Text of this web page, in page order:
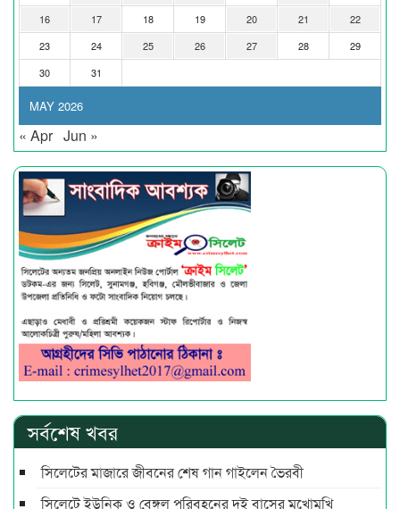
MAY 2026
16
17 18 19 20 21
22
23
24 25 26 27 28
29
30
31
« Apr Jun »
সর্বশেষ খবর
সিলেটের মাজারে জীবনের শেষ গান গাইলেন ভৈরবী
সিলেটে ইউনিক ও বেঙ্গল পরিবহনের দুই বাসের মুখোমুখি